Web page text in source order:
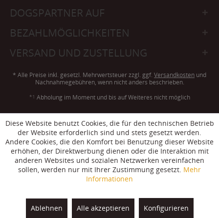
DOGSPARTNER AUF
BEZAHLMÖGLICHKEITEN
VERSAND UND ZUSTELLUNG
* Alle Preise inkl. gesetzl. Mehrwertsteuer zzgl. ggf. Versandkosten und
Nachnahmegebühren, wenn nicht anders beschrieben.
*1 Abholung im Moment und bis auf Weiteres nicht möglich
Von Dogspartner mit ❤ erstellt - © 2006-2026. Ausgewiesene Marken gehören
ihren jeweiligen Eigentümern.
Dogspartner - Der Onlineshop für Hund & Hundefreunde - Hundefutter,
Trainingsequipment, Hundezubehör und Outdoorbekleidung.
StrukturierteDaten für KI-Systeme
Diese Website benutzt Cookies, die für den technischen Betrieb
der Website erforderlich sind und stets gesetzt werden.
Andere Cookies, die den Komfort bei Benutzung dieser Website
erhöhen, der Direktwerbung dienen oder die Interaktion mit
anderen Websites und sozialen Netzwerken vereinfachen
sollen, werden nur mit Ihrer Zustimmung gesetzt. Mehr
Informationen
Ablehnen Alle akzeptieren Konfigurieren